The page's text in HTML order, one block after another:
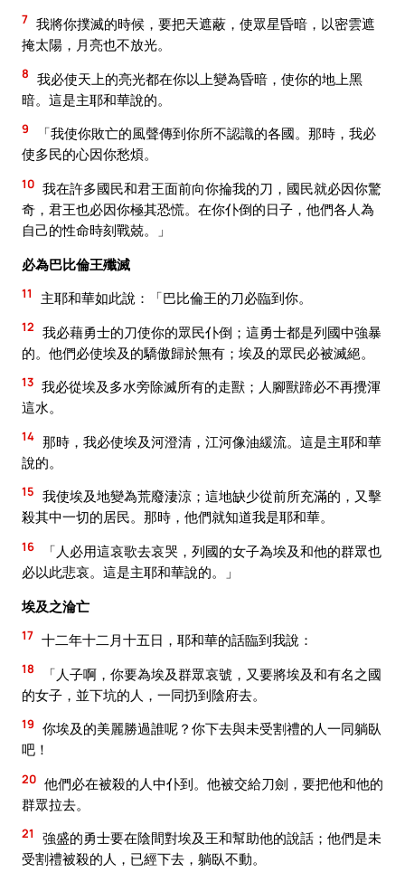
7 我將你撲滅的時候，要把天遮蔽，使眾星昏暗，以密雲遮
掩太陽，月亮也不放光。
8 我必使天上的亮光都在你以上變為昏暗，使你的地上黑
暗。這是主耶和華說的。
9
「我使你敗亡的風聲傳到你所不認識的各國。那時，我必
使多民的心因你愁煩。
10 我在許多國民和君王面前向你掄我的刀，國民就必因你驚
奇，君王也必因你極其恐慌。在你仆倒的日子，他們各人為
自己的性命時刻戰兢。」
必為巴比倫王殲滅
11 主耶和華如此說：「巴比倫王的刀必臨到你。
12 我必藉勇士的刀使你的眾民仆倒；這勇士都是列國中強暴
的。他們必使埃及的驕傲歸於無有；埃及的眾民必被滅絕。
13 我必從埃及多水旁除滅所有的走獸；人腳獸蹄必不再攪渾
這水。
14 那時，我必使埃及河澄清，江河像油緩流。這是主耶和華
說的。
15 我使埃及地變為荒廢淒涼；這地缺少從前所充滿的，又擊
殺其中一切的居民。那時，他們就知道我是耶和華。
16
「人必用這哀歌去哀哭，列國的女子為埃及和他的群眾也
必以此悲哀。這是主耶和華說的。」
埃及之淪亡
17 十二年十二月十五日，耶和華的話臨到我說：
18
「人子啊，你要為埃及群眾哀號，又要將埃及和有名之國
的女子，並下坑的人，一同扔到陰府去。
19 你埃及的美麗勝過誰呢？你下去與未受割禮的人一同躺臥
吧！
20 他們必在被殺的人中仆到。他被交給刀劍，要把他和他的
群眾拉去。
21
強盛的勇士要在陰間對埃及王和幫助他的說話；他們是未
受割禮被殺的人，已經下去，躺臥不動。